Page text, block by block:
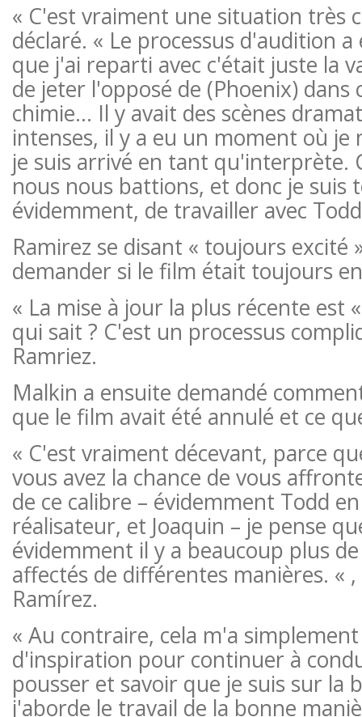
« C'est vraiment une situation très
déclaré. « Le processus d'audition
que j'ai reparti avec c'était juste la
de jeter l'opposé de (Phoenix) dans
chimie… Il y avait des scènes
intenses, il y a eu un moment où je
je suis arrivé en tant qu'interprète.
nous nous battions, et donc je suis
évidemment, de travailler avec
Ramirez se disant « toujours excité
demander si le film était toujours
« La mise à jour la plus récente est
qui sait ? C'est un processus
Ramriez.
Malkin a ensuite demandé
que le film avait été annulé et ce
« C'est vraiment décevant, parce
vous avez la chance de vous
de ce calibre – évidemment Todd
réalisateur, et Joaquin – je pense
évidemment il y a beaucoup plus
affectés de différentes manières. «
Ramírez.
« Au contraire, cela m'a
d'inspiration pour continuer à
pousser et savoir que je suis sur la
j'aborde le travail de la bonne